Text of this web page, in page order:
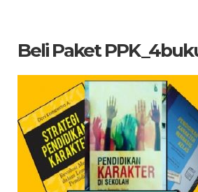
Beli Paket